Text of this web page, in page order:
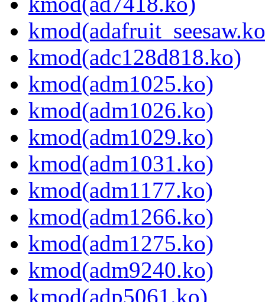
kmod(adc128d818.ko)
kmod(adm1025.ko)
kmod(adm1026.ko)
kmod(adm1029.ko)
kmod(adm1031.ko)
kmod(adm1177.ko)
kmod(adm1266.ko)
kmod(adm1275.ko)
kmod(adm9240.ko)
kmod(adp5061.ko)